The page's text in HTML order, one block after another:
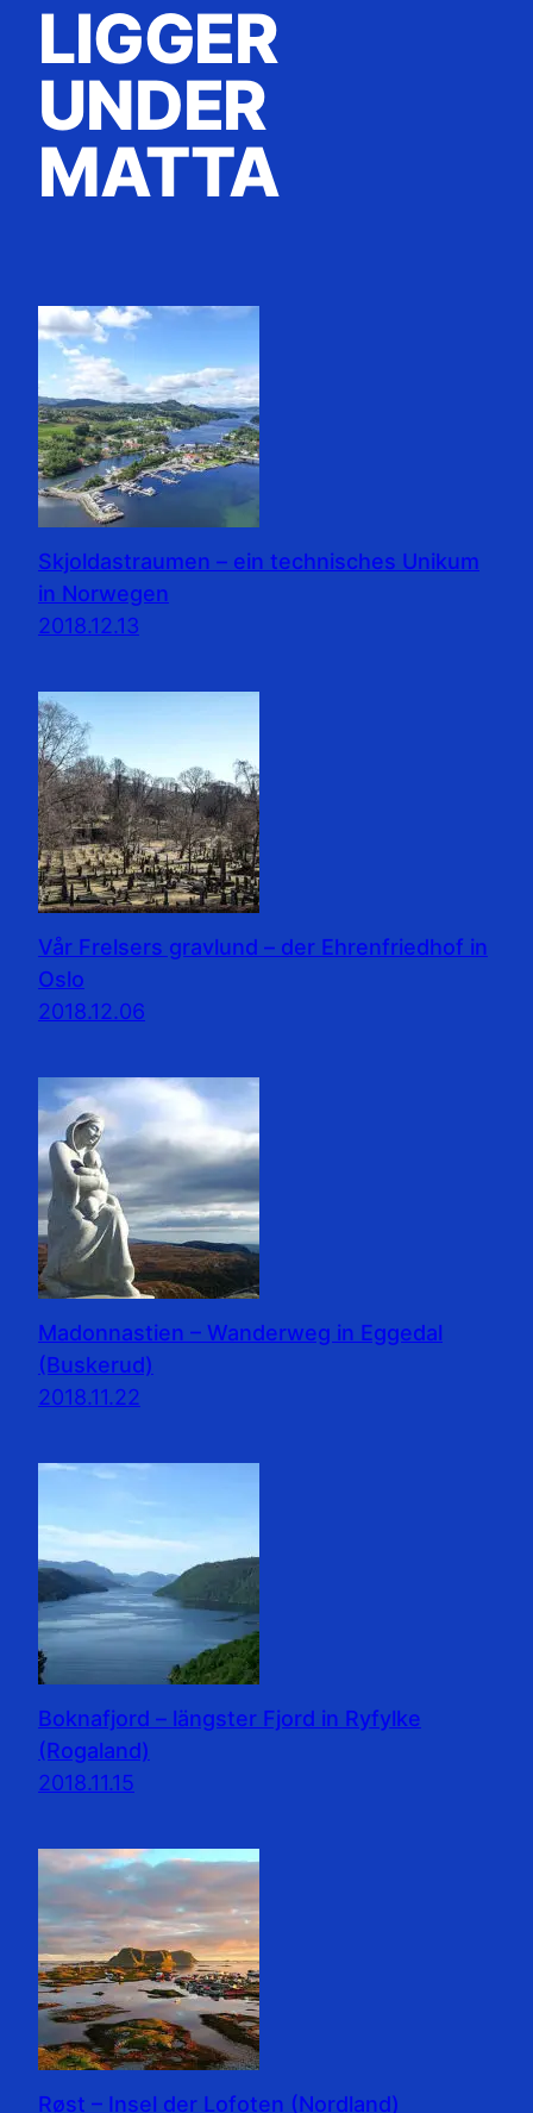
LIGGER
UNDER
MATTA
Skjoldastraumen – ein technisches Unikum
in Norwegen
2018.12.13
Vår Frelsers gravlund – der Ehrenfriedhof in
Oslo
2018.12.06
Madonnastien – Wanderweg in Eggedal
(Buskerud)
2018.11.22
Boknafjord – längster Fjord in Ryfylke
(Rogaland)
2018.11.15
Røst – Insel der Lofoten (Nordland)